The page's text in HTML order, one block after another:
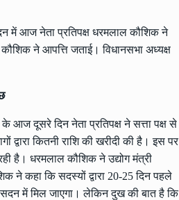
में आज नेता प्रतिपक्ष धरमलाल कौशिक ने
ने आपत्ति जताई। विधानसभा अध्यक्ष
के आज दूसरे दिन नेता प्रतिपक्ष ने सत्ता पक्ष से
कितनी राशि की खरीदी की है। इस पर
है। धरमलाल कौशिक ने उद्योग मंत्री
ने कहा कि सदस्यों द्वारा 20-25 दिन पहले
में मिल जाएगा। लेकिन दुख की बात है कि